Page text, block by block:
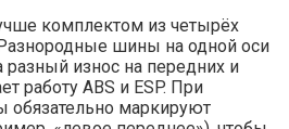
комплектом из четырёх
шины на одной оси
износ на передних и
работу ABS и ESP. При
обязательно маркируют